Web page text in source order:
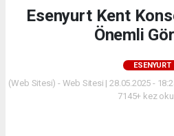
Esenyurt Kent
Önemli
ESENYURT
(Web Sitesi) - Web Sitesi | 28.05.2025 -
7145+ kez